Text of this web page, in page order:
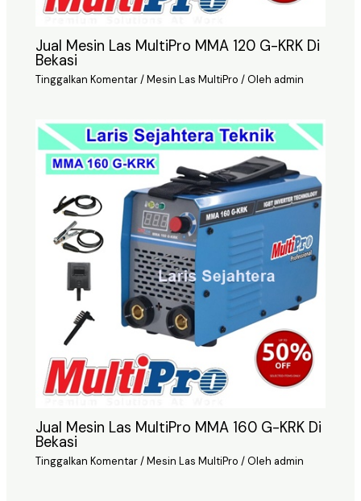
Jual Mesin Las MultiPro MMA 120 G-KRK Di
Bekasi
Tinggalkan Komentar/Mesin Las MultiPro / Oleh admin
Jual Mesin Las MultiPro MMA 160 G-KRK Di
Bekasi
Tinggalkan Komentar/Mesin Las MultiPro / Oleh admin